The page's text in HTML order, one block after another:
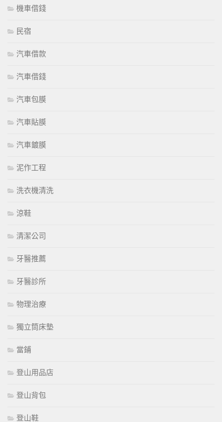
機車借錢
民宿
汽車借款
汽車借錢
汽車包膜
汽車貼膜
汽車鍍膜
泥作工程
洗衣機清洗
涼鞋
清潔公司
牙醫推薦
牙醫診所
物理治療
獨立筒床墊
當鋪
登山用品店
登山背包
登山鞋